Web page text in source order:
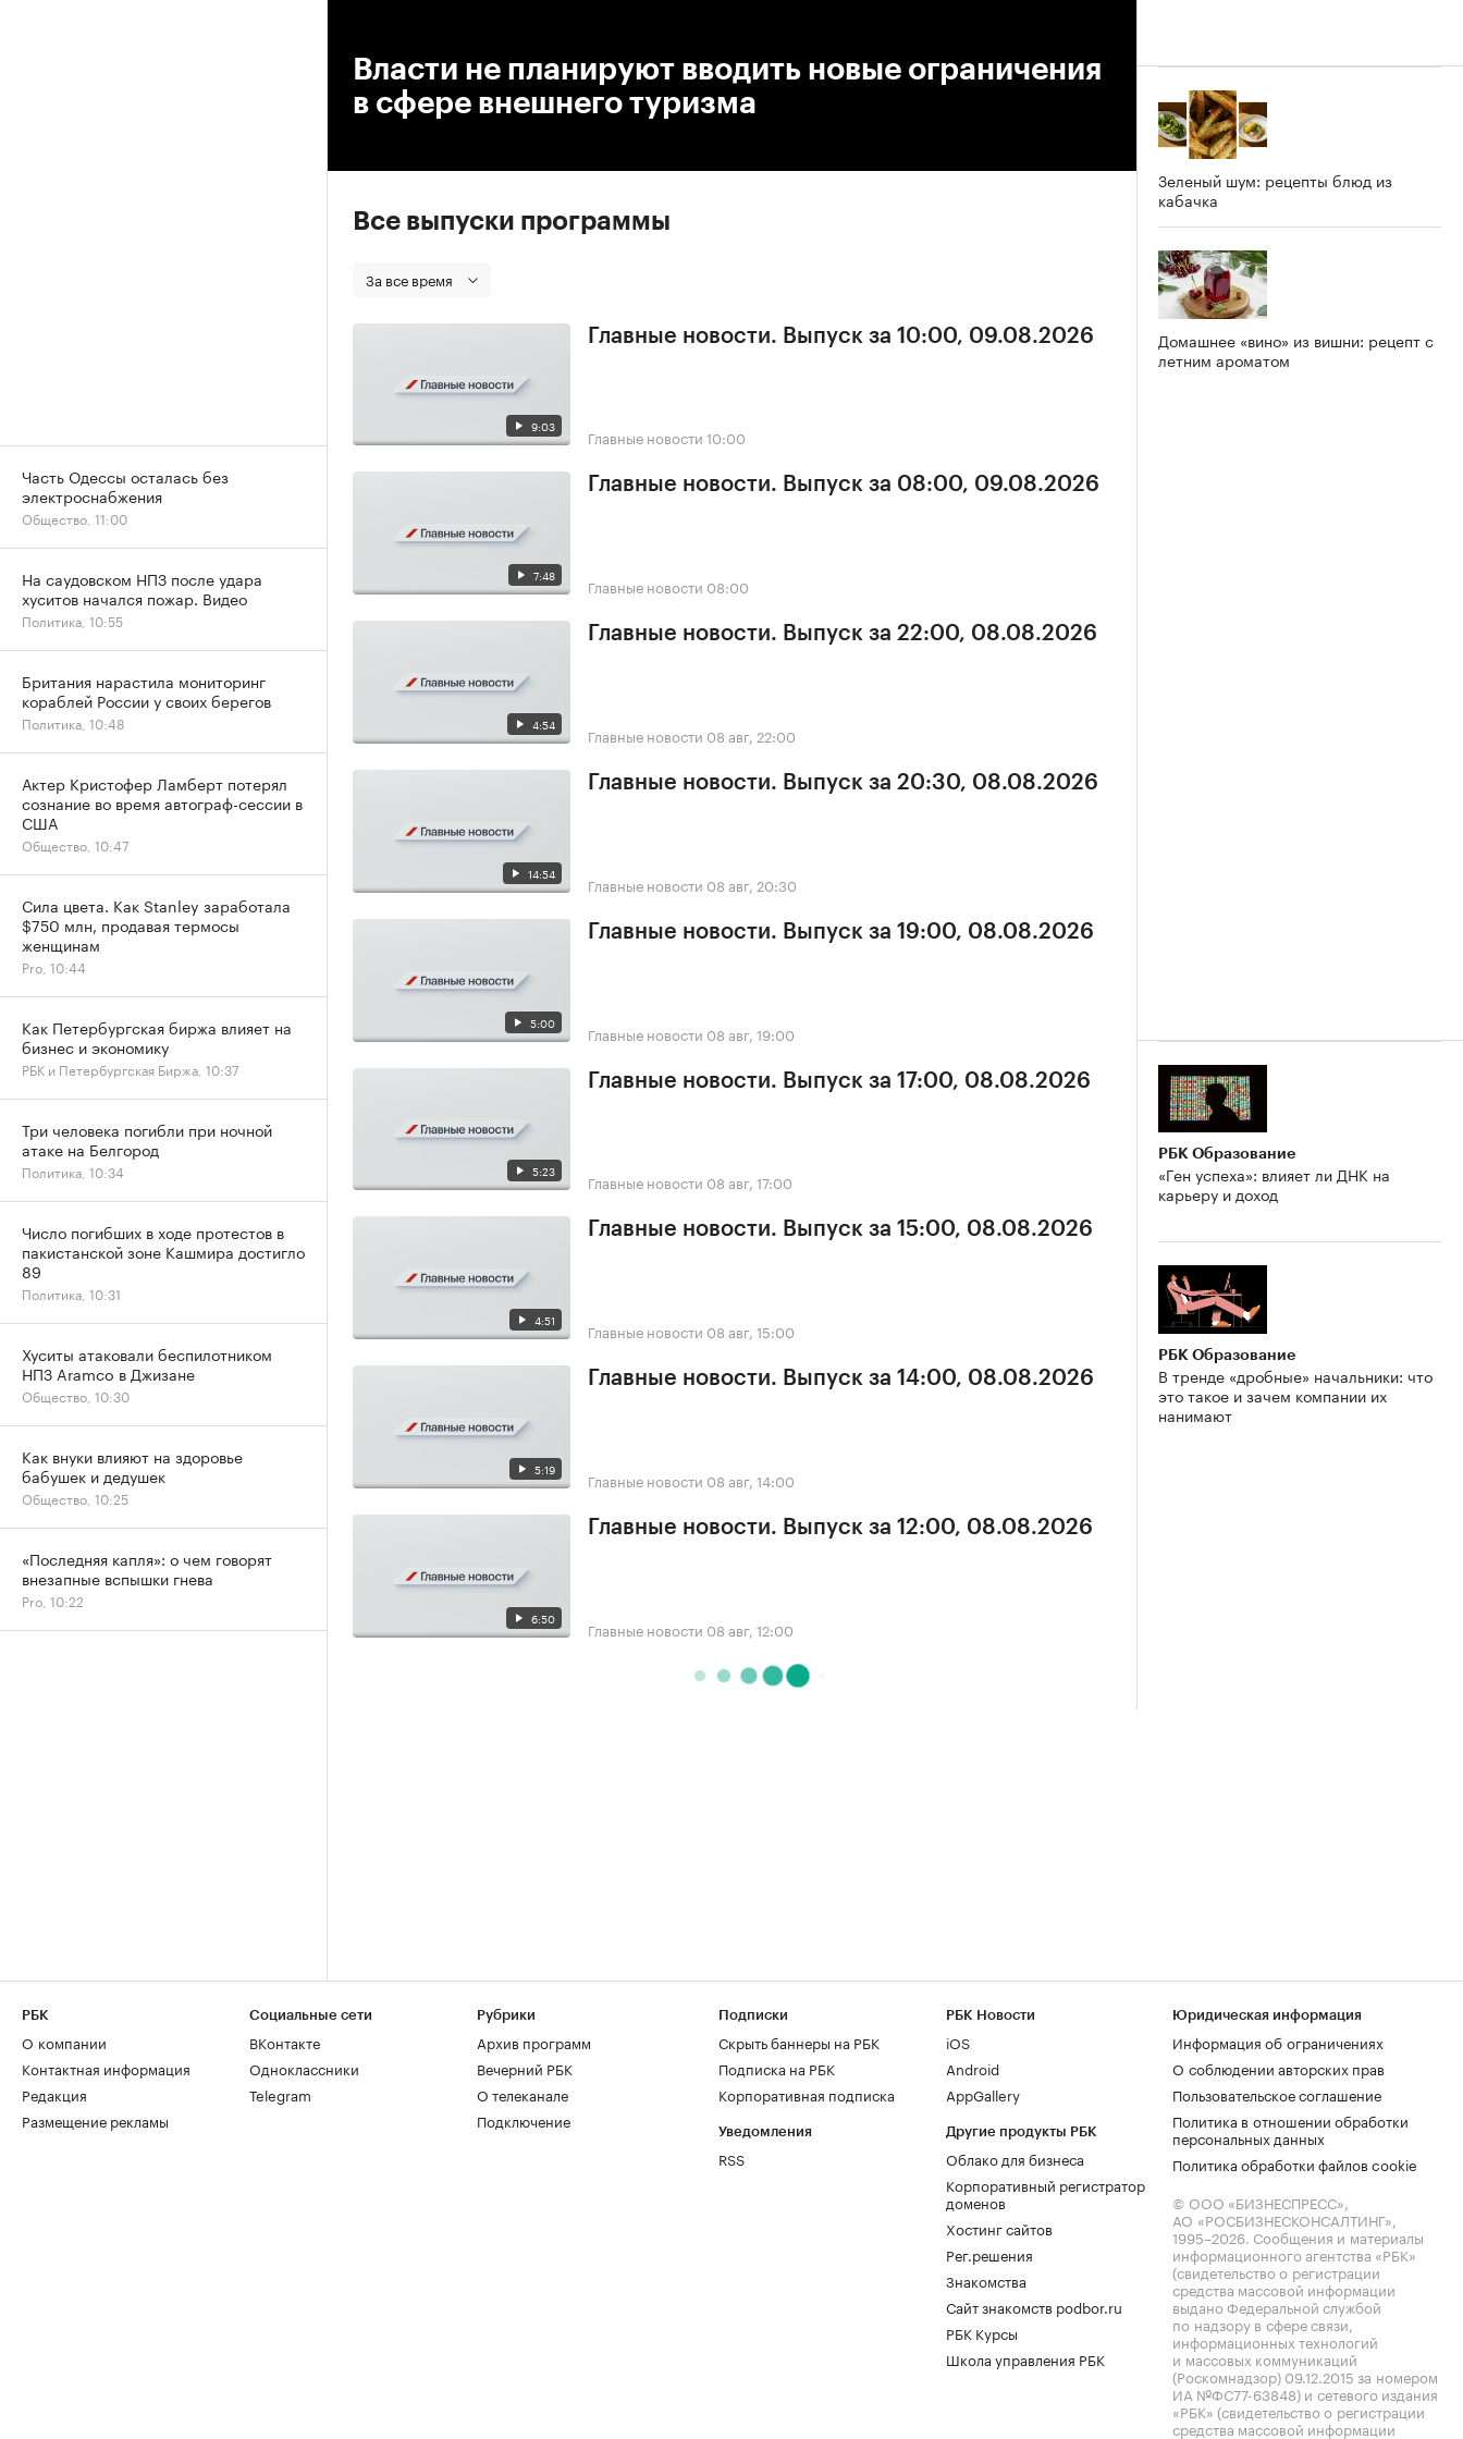
Власти не планируют вводить новые ограничения
в сфере внешнего туризма
Все выпуски программы
За все время
9:03
Главные новости. Выпуск за 10:00, 09.08.2026
Главные новости 10:00
7:48
Главные новости. Выпуск за 08:00, 09.08.2026
Главные новости 08:00
4:54
Главные новости. Выпуск за 22:00, 08.08.2026
Главные новости 08 авг, 22:00
14:54
Главные новости. Выпуск за 20:30, 08.08.2026
Главные новости 08 авг, 20:30
5:00
Главные новости. Выпуск за 19:00, 08.08.2026
Главные новости 08 авг, 19:00
5:23
Главные новости. Выпуск за 17:00, 08.08.2026
Главные новости 08 авг, 17:00
4:51
Главные новости. Выпуск за 15:00, 08.08.2026
Главные новости 08 авг, 15:00
5:19
Главные новости. Выпуск за 14:00, 08.08.2026
Главные новости 08 авг, 14:00
6:50
Главные новости. Выпуск за 12:00, 08.08.2026
Главные новости 08 авг, 12:00
Зеленый шум: рецепты блюд из
кабачка
Домашнее «вино» из вишни: рецепт с
летним ароматом
РБК Образование
«Ген успеха»: влияет ли ДНК на
карьеру и доход
РБК Образование
В тренде «дробные» начальники: что
это такое и зачем компании их
нанимают
Часть Одессы осталась без
электроснабжения
Общество, 11:00
На саудовском НПЗ после удара
хуситов начался пожар. Видео
Политика, 10:55
Британия нарастила мониторинг
кораблей России у своих берегов
Политика, 10:48
Актер Кристофер Ламберт потерял
сознание во время автограф-сессии в
США
Общество, 10:47
Сила цвета. Как Stanley заработала
$750 млн, продавая термосы
женщинам
Pro, 10:44
Как Петербургская биржа влияет на
бизнес и экономику
РБК и Петербургская Биржа, 10:37
Три человека погибли при ночной
атаке на Белгород
Политика, 10:34
Число погибших в ходе протестов в
пакистанской зоне Кашмира достигло
89
Политика, 10:31
Хуситы атаковали беспилотником
НПЗ Aramco в Джизане
Общество, 10:30
Как внуки влияют на здоровье
бабушек и дедушек
Общество, 10:25
«Последняя капля»: о чем говорят
внезапные вспышки гнева
Pro, 10:22
РБК
О компании
Контактная информация
Редакция
Размещение рекламы
Социальные сети
ВКонтакте
Одноклассники
Telegram
Рубрики
Архив программ
Вечерний РБК
О телеканале
Подключение
Подписки
Скрыть баннеры на РБК
Подписка на РБК
Корпоративная подписка
Уведомления
RSS
РБК Новости
iOS
Android
AppGallery
Другие продукты РБК
Облако для бизнеса
Корпоративный регистратор
доменов
Хостинг сайтов
Рег.решения
Знакомства
Сайт знакомств podbor.ru
РБК Курсы
Школа управления РБК
Юридическая информация
Информация об ограничениях
О соблюдении авторских прав
Пользовательское соглашение
Политика в отношении обработки
персональных данных
Политика обработки файлов cookie
© ООО «БИЗНЕСПРЕСС»,
АО «РОСБИЗНЕСКОНСАЛТИНГ»,
1995–2026. Сообщения и материалы
информационного агентства «РБК»
(свидетельство о регистрации
средства массовой информации
выдано Федеральной службой
по надзору в сфере связи,
информационных технологий
и массовых коммуникаций
(Роскомнадзор) 09.12.2015 за номером
ИА №ФС77-63848) и сетевого издания
«РБК» (свидетельство о регистрации
средства массовой информации